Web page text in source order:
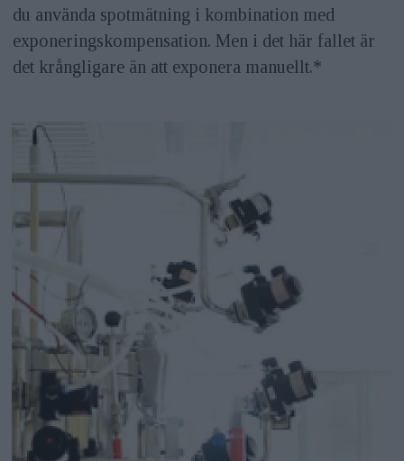
du använda spotmätning i kombination med
exponeringskompensation. Men i det här fallet är
det krångligare än att exponera manuellt.*